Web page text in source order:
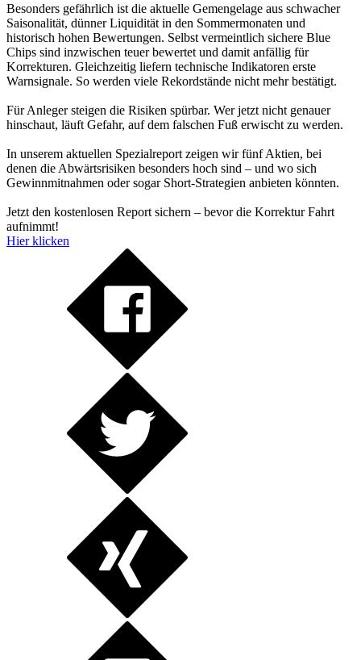
Besonders gefährlich ist die aktuelle Gemengelage aus schwacher
Saisonalität, dünner Liquidität in den Sommermonaten und
historisch hohen Bewertungen. Selbst vermeintlich sichere Blue
Chips sind inzwischen teuer bewertet und damit anfällig für
Korrekturen. Gleichzeitig liefern technische Indikatoren erste
Warnsignale. So werden viele Rekordstände nicht mehr bestätigt.
Für Anleger steigen die Risiken spürbar. Wer jetzt nicht genauer
hinschaut, läuft Gefahr, auf dem falschen Fuß erwischt zu werden.
In unserem aktuellen Spezialreport zeigen wir fünf Aktien, bei
denen die Abwärtsrisiken besonders hoch sind – und wo sich
Gewinnmitnahmen oder sogar Short-Strategien anbieten könnten.
Jetzt den kostenlosen Report sichern – bevor die Korrektur Fahrt
aufnimmt!
Hier klicken